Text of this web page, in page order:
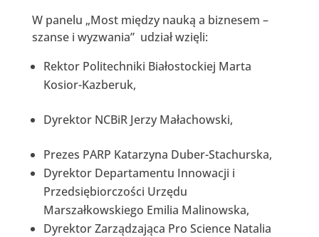
W panelu „Most między nauką a biznesem –
szanse i wyzwania” udział wzięli:
Rektor Politechniki Białostockiej Marta
Kosior-Kazberuk,
Dyrektor NCBiR Jerzy Małachowski,
Prezes PARP Katarzyna Duber-Stachurska,
Dyrektor Departamentu Innowacji i
Przedsiębiorczości Urzędu
Marszałkowskiego Emilia Malinowska,
Dyrektor Zarządzająca Pro Science Natalia